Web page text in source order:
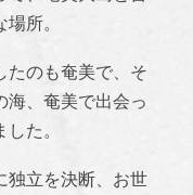
所。
たのも奄美で、そ
海、奄美で出会っ
た。
独立を決断、お世